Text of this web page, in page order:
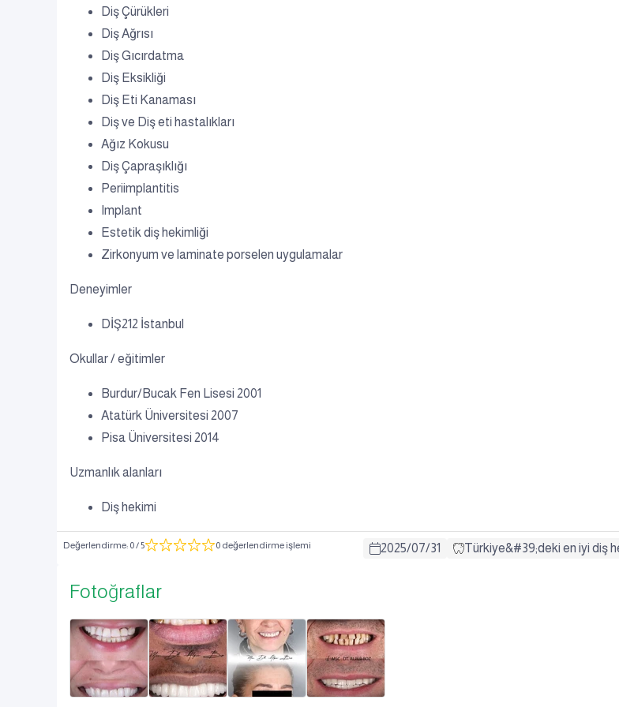
Diş Çürükleri
Diş Ağrısı
Diş Gıcırdatma
Diş Eksikliği
Diş Eti Kanaması
Diş ve Diş eti hastalıkları
Ağız Kokusu
Diş Çapraşıklığı
Periimplantitis
Implant
Estetik diş hekimliği
Zirkonyum ve laminate porselen uygulamalar
Deneyimler
DİŞ212 İstanbul
Okullar / eğitimler
Burdur/Bucak Fen Lisesi 2001
Atatürk Üniversitesi 2007
Pisa Üniversitesi 2014
Uzmanlık alanları
Diş hekimi
Değerlendirme: 0/ 5 0 değerlendirme işlemi 2025/07/31 Türkiye&#39;deki en iyi diş
Fotoğraflar